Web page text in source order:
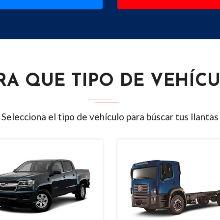
QUE TIPO DE
Selecciona el tipo de vehículo para búscar tus llantas